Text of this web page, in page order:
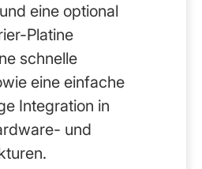
eine optional
Platine
schnelle
eine einfache
Integration in
und